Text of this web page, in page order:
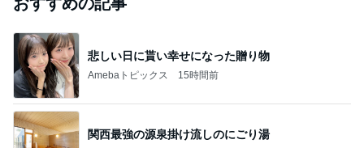
おすすめの記事
悲しい日に貰い幸せになった贈り物
Amebaトピックス 15時間前
関西最強の源泉掛け流しのにごり湯